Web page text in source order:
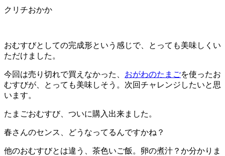
クリチおかか
おむすびとしての完成形という感じで、とっても美味しくい
ただけました。
今回は売り切れで買えなかった、 おがわのたまごを使ったお
むすびが、とっても美味しそう。次回チャレンジしたいと思
います。
たまごおむすび、ついに購入出来ました。
春さんのセンス、どうなってるんですかね？
他のおむすびとは違う、茶色いご飯。卵の煮汁？か分かりま